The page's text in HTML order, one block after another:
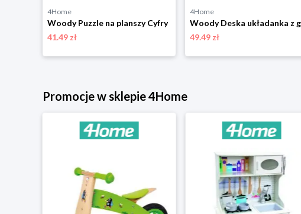
4Home
Woody Puzzle na planszy Cyfry
41.49 zł
4Home
49.49 zł
Promocje w sklepie 4Home